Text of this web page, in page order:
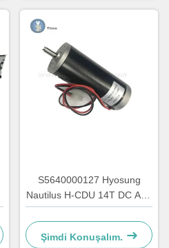
S5640000127 Hyosung
Nautilus H-CDU 14T DC Ana
ATM Motor Makine yedekleri
7310000715
Şimdi Konuşalım.